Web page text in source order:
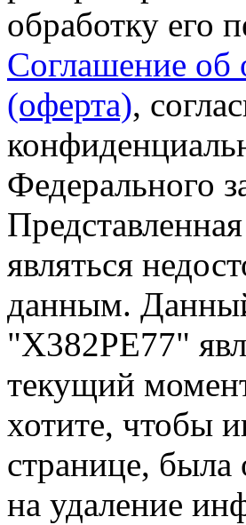
обработку его
Соглашение об
(оферта),
Федерального
являться
данным.
"Х382РЕ77"
текущий
хотите, чтобы
странице, была
на удаление